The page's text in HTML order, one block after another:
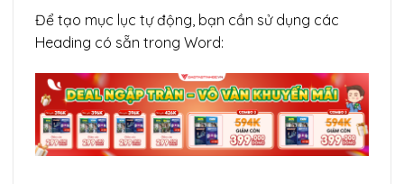
Để tạo mục lục tự động, bạn cần sử dụng các
Heading có sẵn trong Word: